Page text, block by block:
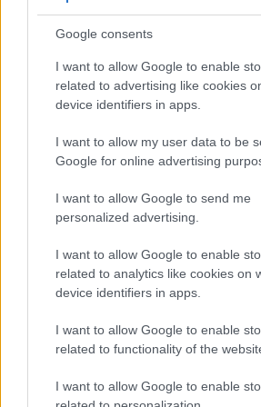
Google consents
I want to allow Google to enable
related to advertising like cookies
device identifiers in apps.
I want to allow my user data to be
Google for online advertising
I want to allow Google to send me
personalized advertising.
I want to allow Google to enable
related to analytics like cookies on
device identifiers in apps.
I want to allow Google to enable
related to functionality of the
I want to allow Google to enable
Тези тънки зелени стъбла,
хладилника ви, може би са едни
недооценените суперхрани във
Зеленият лук, известен още
пролетен лук, е изпълнен с
хранителна стойност, която
ролята му на обикновена
дали го добавяте към
поръсвате върху юфка, тези
зеленчуци от семейство лук
забележителни ползи за
Пълно ръководство за
здравето от градинския чай
Градинският чай е ценен от
Древните цивилизации са
мощна билка за лечение и
Днес съвременната наука